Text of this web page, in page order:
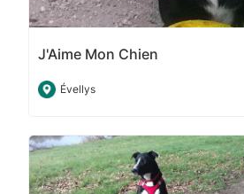
J'Aime Mon Chien
Évellys